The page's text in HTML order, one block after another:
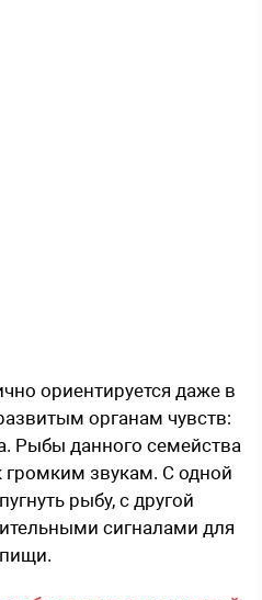
ориентируется даже в
органам чувств:
Рыбы данного семейства
громким звукам. С одной
рыбу, с другой
сигналами для